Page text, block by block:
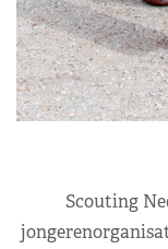
Scouting